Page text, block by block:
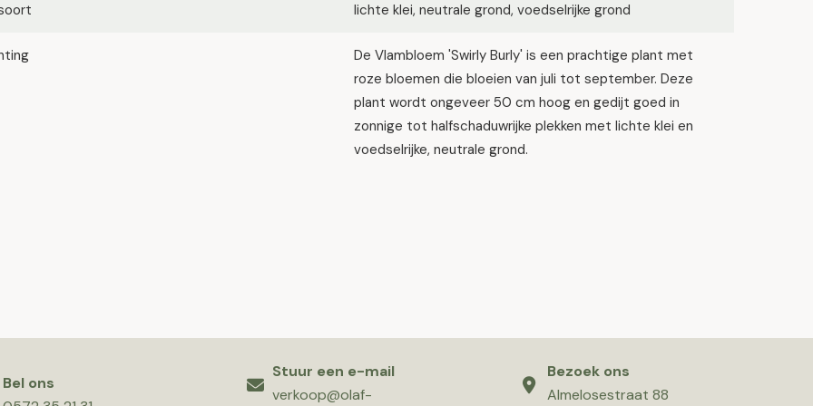
lichte klei, neutrale grond, voedselrijke grond
De Vlambloem 'Swirly Burly' is een prachtige plant met
roze bloemen die bloeien van juli tot september. Deze
plant wordt ongeveer 50 cm hoog en gedijt goed in
zonnige tot halfschaduwrijke plekken met lichte klei en
voedselrijke, neutrale grond.
Bel ons
Stuur een e-mail
verkoop@olaf-
Bezoek ons
Almelosestraat 88